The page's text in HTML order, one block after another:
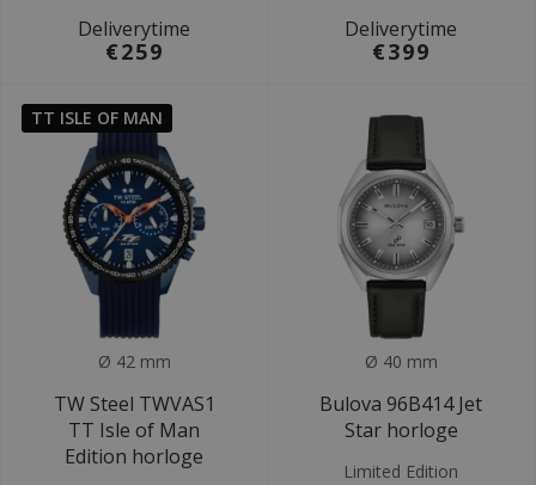
Deliverytime
€259
Deliverytime
€399
TT ISLE OF MAN
Ø 42 mm
TW Steel TWVAS1
TT Isle of Man
Edition horloge
Ø 40 mm
Bulova 96B414 Jet
Star horloge
Limited Edition